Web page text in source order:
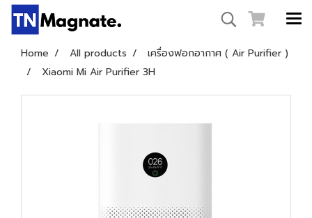
Home All products
เครื่องฟอกอากาศ ( Air Purifier )
Xiaomi Mi Air Purifier 3H